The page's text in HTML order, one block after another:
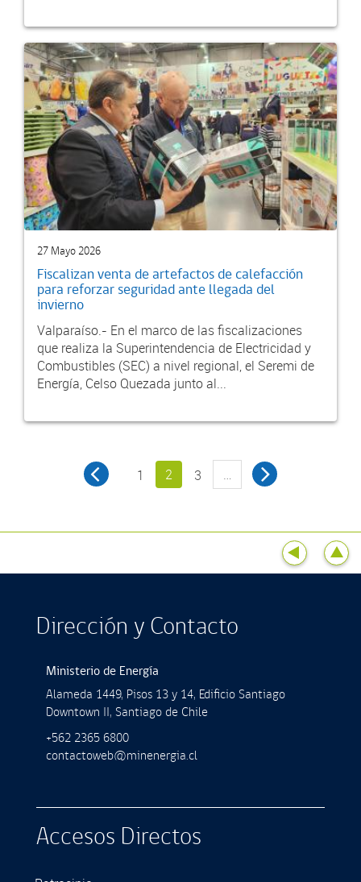
27 Mayo 2026
Fiscalizan venta de artefactos de calefacción
para reforzar seguridad ante llegada del
invierno
Valparaíso.- En el marco de las fiscalizaciones
que realiza la Superintendencia de Electricidad y
Combustibles (SEC) a nivel regional, el Seremi de
Energía, Celso Quezada junto al...
1 2 3 …
Dirección y Contacto
Ministerio de Energía
Alameda 1449, Pisos 13 y 14, Ediﬁcio Santiago
Downtown II, Santiago de Chile
+562 2365 6800
contactoweb@minenergia.cl
Accesos Directos